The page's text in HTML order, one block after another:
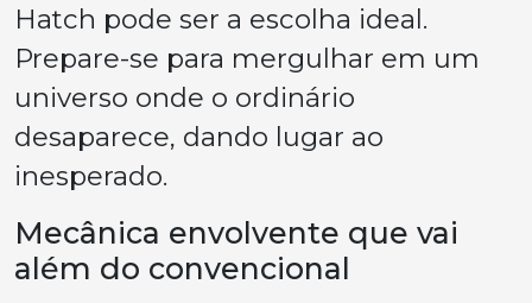
Hatch pode ser a escolha ideal.
Prepare-se para mergulhar em um
universo onde o ordinário
desaparece, dando lugar ao
inesperado.
Mecânica envolvente que vai
além do convencional